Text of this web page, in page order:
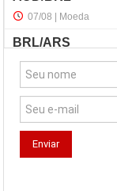
NewsLetter